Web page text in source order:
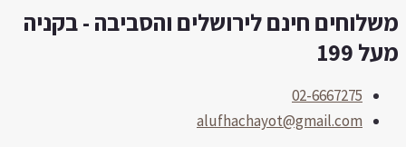
חינם לירושלים והסביבה - בקניה
199
02-6667275
alufhachayot@gmail.com